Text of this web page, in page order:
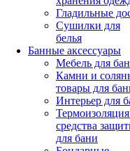
Гладильные
Сушилки для
белья
Банные аксессуары
Мебель для
Камни и
товары для
Интерьер для
средства
для бани